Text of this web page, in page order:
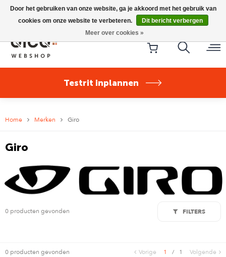
Riese & Müller Nevo5 Silent Core nu direct uit voorraad
leverbaar!
Testrit inplannen
Home Merken Giro
Giro
0 producten gevonden FILTERS
0 producten gevonden Vorige 1 / 1 Volgende
Door het gebruiken van onze website, ga je akkoord met het gebruik van
cookies om onze website te verbeteren.
Dit bericht verbergen
Meer over cookies »